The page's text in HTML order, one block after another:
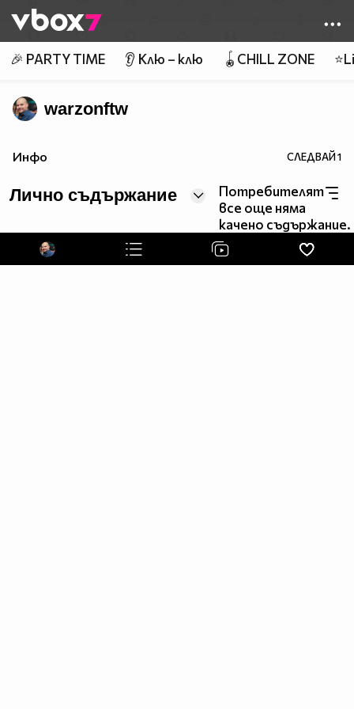
👾
🎉 PARTY TIME 👂 Клю – клю 🪀CHILL ZONE
warzonftw
Инфо СЛЕДВАЙ1
Лично съдържание
Потребителят
все още няма
качено съдържание.